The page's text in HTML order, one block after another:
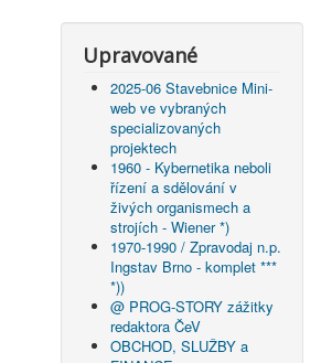
Upravované
2025-06 Stavebnice Mini-
web ve vybraných
specializovaných
projektech
1960 - Kybernetika neboli
řízení a sdělování v
živých organismech a
strojích - Wiener *)
1970-1990 / Zpravodaj n.p.
Ingstav Brno - komplet ***
*))
@ PROG-STORY zážitky
redaktora ČeV
OBCHOD, SLUŽBY a